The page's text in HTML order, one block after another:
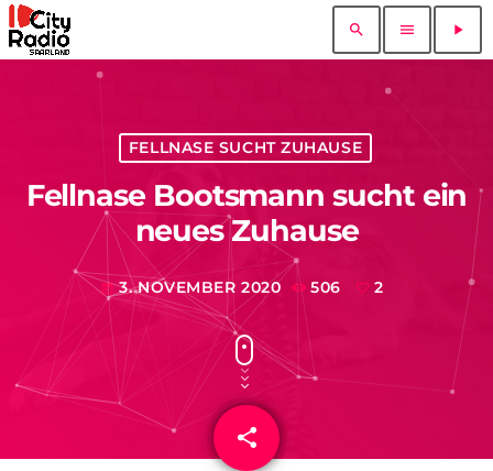
search menu play_arrow
FELLNASE SUCHT ZUHAUSE
Fellnase Bootsmann sucht ein
neues Zuhause
today 3. NOVEMBER 2020 506 2
share
email